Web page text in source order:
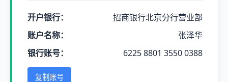
开户银行：
招商银行北京分行营业部
账户名称：
张泽华
银行账号：
6225 8801 3550 0388
复制账号